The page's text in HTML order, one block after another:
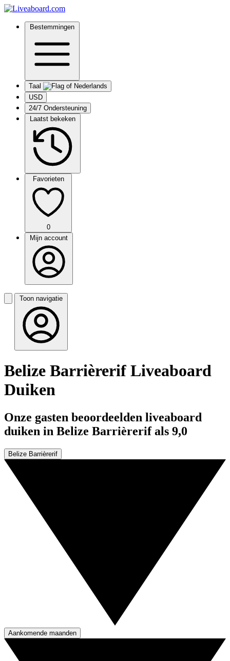
Bestemmingen
Taal
USD
24/7 Ondersteuning
Laatst bekeken
Favorieten
0
Mijn account
Toon navigatie
Belize Barrièrerif Liveaboard
Duiken
Onze gasten beoordeelden liveaboard
duiken in Belize Barrièrerif als 9,0
Belize Barrièrerif
Aankomende maanden